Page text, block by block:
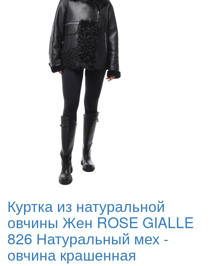
Куртка из натуральной
овчины Жен ROSE GIALLE
826 Натуральный мех -
овчина крашенная